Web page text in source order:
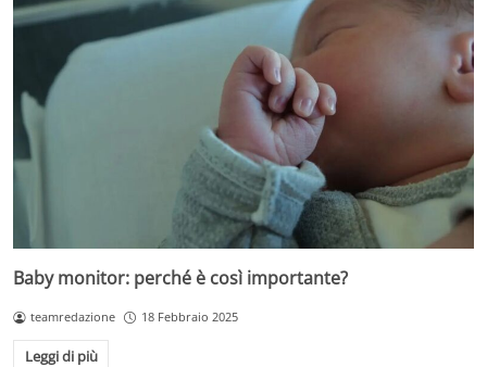
Baby monitor: perché è così importante?
teamredazione 18 Febbraio 2025
Leggi di più